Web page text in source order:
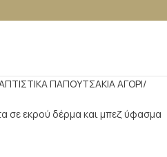
ΠΑΠΟΥΤΣAKIA ΑΓΟΡΙ
σε εκρού δέρμα και μπεζ ύφασμα